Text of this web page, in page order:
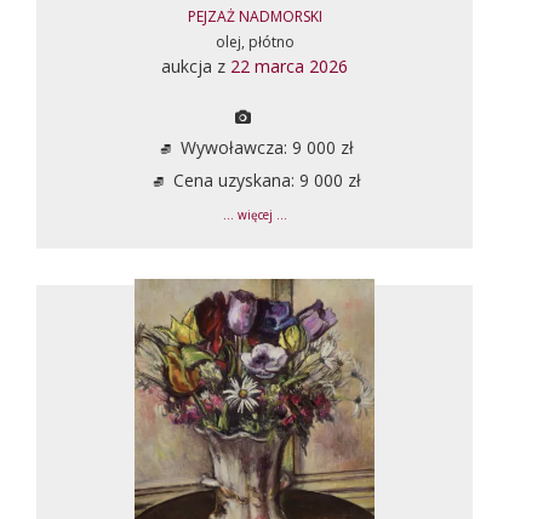
PEJZAŻ NADMORSKI
olej, płótno
aukcja z 22 marca 2026
Wywoławcza: 9 000 zł
Cena uzyskana: 9 000 zł
... więcej ...